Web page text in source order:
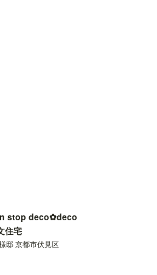
stop deco✿deco
住宅
邸 京都市伏見区